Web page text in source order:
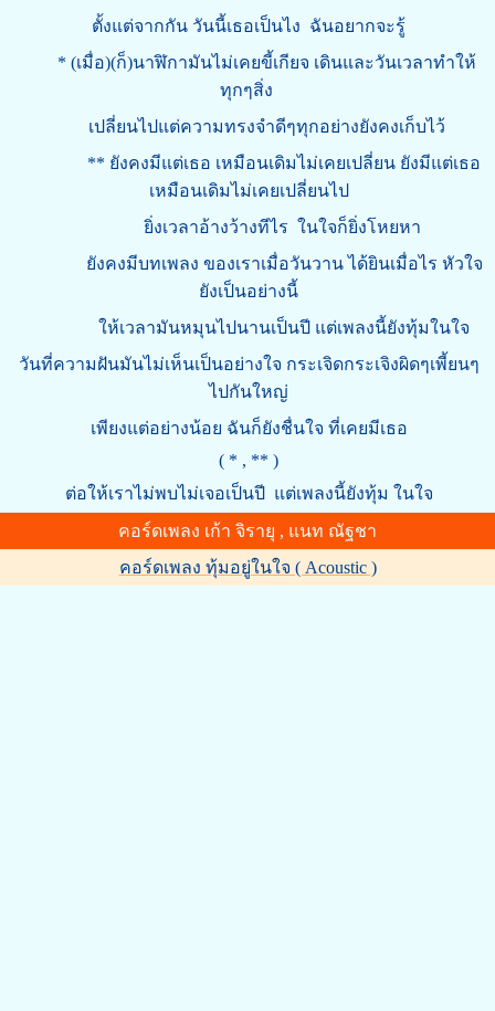
ตั้งแต่จากกัน วันนี้เธอเป็นไง ฉันอยากจะรู้
* (เมื่อ)(ก็)นาฬิกามันไม่เคยขี้เกียจ เดินและวันเวลาทำให้
ทุกๆสิ่ง
เปลี่ยนไปแต่ความทรงจำดีๆทุกอย่างยังคงเก็บไว้
** ยังคงมีแต่เธอ เหมือนเดิมไม่เคยเปลี่ยน ยังมีแต่เธอ
เหมือนเดิมไม่เคยเปลี่ยนไป
ยิ่งเวลาอ้างว้างทีไร ในใจก็ยิ่งโหยหา
ยังคงมีบทเพลง ของเราเมื่อวันวาน ได้ยินเมื่อไร หัวใจ
ยังเป็นอย่างนี้
ให้เวลามันหมุนไปนานเป็นปี แต่เพลงนี้ยังทุ้มในใจ
วันที่ความฝันมันไม่เห็นเป็นอย่างใจ กระเจิดกระเจิงผิดๆเพี้ยนๆ
ไปกันใหญ่
เพียงแต่อย่างน้อย ฉันก็ยังชื่นใจ ที่เคยมีเธอ
( * , ** )
ต่อให้เราไม่พบไม่เจอเป็นปี แต่เพลงนี้ยังทุ้ม ในใจ
คอร์ดเพลง เก้า จิรายุ , แนท ณัฐชา
คอร์ดเพลง ทุ้มอยู่ในใจ ( Acoustic )